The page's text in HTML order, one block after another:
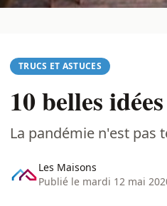
TRUCS ET ASTUCES
10 belles
La pandémie n'est
Les Maisons
Publié le mardi 12 mai